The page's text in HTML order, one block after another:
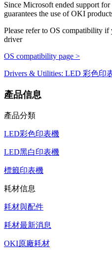
Since Microsoft ended support
guarantees the use of OKI
Please refer to OS compatibility
driver
OS compatibility page >
Drivers & Utilities: LED 彩色印
產品信息
產品分類
LED彩色印表機
LED黑白印表機
標籤印表機
耗材信息
耗材與配件
耗材最新消息
OKI原廠耗材